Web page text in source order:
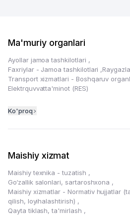
Ma'muriy organlari
Ayollar jamoa tashkilotlari ,
Faxriylar - Jamoa tashkilotlari ,
Transport xizmatlari - Boshqaruv
Elektrquvvatta'minot (RES)
Ko'proq
Maishiy xizmat
Maishiy texnika - tuzatish ,
Go‘zallik salonlari, sartaroshxona ,
Maishiy xizmatlar - Normativ hujjatlar
qilish, loyihalashtirish) ,
Qayta tiklash, ta'mirlash ,